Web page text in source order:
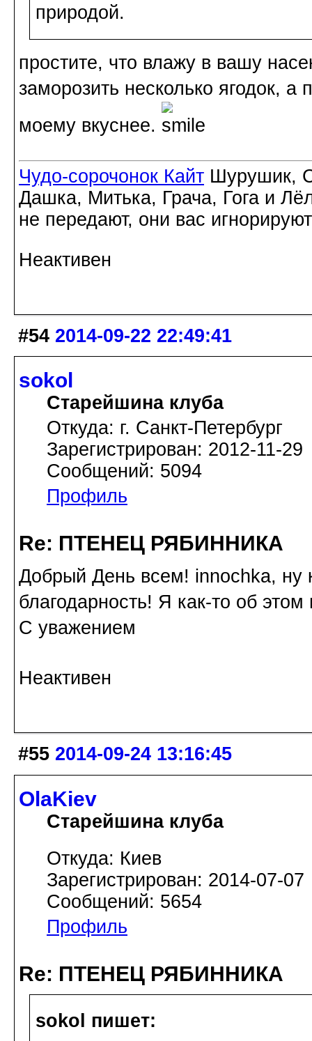
природой.
простите, что влажу в вашу
заморозить несколько ягодок, а
моему вкуснее.
Чудо-сорочонок Кайт Шурушик,
Дашка, Митька, Грача, Гога и
не передают, они вас игнорируют
Неактивен
#54 2014-09-22 22:49:41
sokol
Старейшина клуба
Откуда: г. Санкт-Петербург
Зарегистрирован: 2012-11-29
Сообщений: 5094
Профиль
Re: ПТЕНЕЦ РЯБИННИКА
Добрый День всем! innochka, ну
благодарность! Я как-то об
С уважением
Неактивен
#55 2014-09-24 13:16:45
OlaKiev
Старейшина клуба
Откуда: Киев
Зарегистрирован: 2014-07-07
Сообщений: 5654
Профиль
Re: ПТЕНЕЦ РЯБИННИКА
sokol пишет: